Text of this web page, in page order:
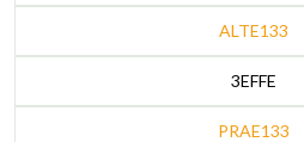
ALTE133
3EFFE
PRAE133